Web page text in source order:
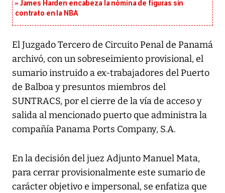
James Harden encabeza la nómina de figuras sin
contrato en la NBA
El Juzgado Tercero de Circuito Penal de Panamá
archivó, con un sobreseimiento provisional, el
sumario instruido a ex-trabajadores del Puerto
de Balboa y presuntos miembros del
SUNTRACS, por el cierre de la vía de acceso y
salida al mencionado puerto que administra la
compañía Panama Ports Company, S.A.
En la decisión del juez Adjunto Manuel Mata,
para cerrar provisionalmente este sumario de
carácter objetivo e impersonal, se enfatiza que